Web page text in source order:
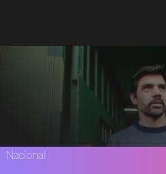
Nacional